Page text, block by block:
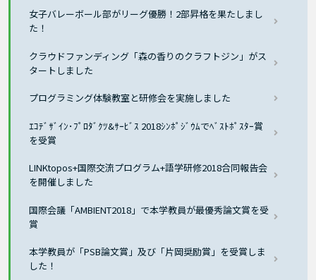
女子バレーボール部がリーグ優勝！2部昇格を果たしまし
た！
クラウドファンディング「森の香りのクラフトジン」がス
タートしました
プログラミング体験教室と研修会を実施しました
ｴｺﾃﾞｻﾞｲﾝ･ﾌﾟﾛﾀﾞｸﾂ&ｻｰﾋﾞｽ 2018ｼﾝﾎﾟｼﾞｳﾑでﾍﾞｽﾄﾎﾟｽﾀｰ賞
を受賞
LINKtopos+国際交流プログラム+語学研修2018合同報告会
を開催しました
国際会議「AMBIENT2018」で本学教員が最優秀論文賞を受
賞
本学教員が「PSB論文賞」及び「片岡奨励賞」を受賞しま
した！